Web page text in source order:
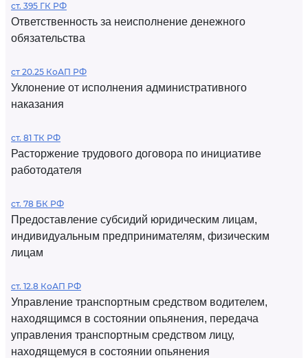
ст. 395 ГК РФ
Ответственность за неисполнение денежного
обязательства
ст 20.25 КоАП РФ
Уклонение от исполнения административного
наказания
ст. 81 ТК РФ
Расторжение трудового договора по инициативе
работодателя
ст. 78 БК РФ
Предоставление субсидий юридическим лицам,
индивидуальным предпринимателям, физическим
лицам
ст. 12.8 КоАП РФ
Управление транспортным средством водителем,
находящимся в состоянии опьянения, передача
управления транспортным средством лицу,
находящемуся в состоянии опьянения